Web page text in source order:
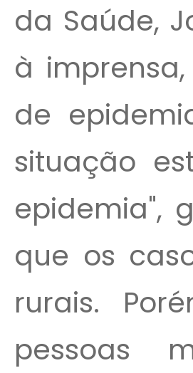
da Saúde,
à
de
situação
epidemia",
que os
rurais.
pessoas